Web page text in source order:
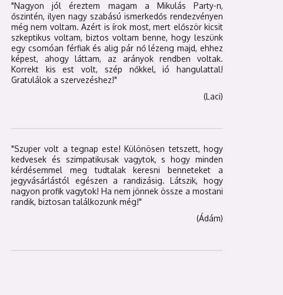
"Nagyon jól éreztem magam a Mikulás Party-n,
őszintén, ilyen nagy szabású ismerkedős rendezvényen
még nem voltam. Azért is írok most, mert először kicsit
szkeptikus voltam, biztos voltam benne, hogy leszünk
egy csomóan férfiak és alig pár nő lézeng majd, ehhez
képest, ahogy láttam, az arányok rendben voltak.
Korrekt kis est volt, szép nőkkel, ió hangulattal!
Gratulálok a szervezéshez!"
(Laci)
"Szuper volt a tegnap este! Különösen tetszett, hogy
kedvesek és szimpatikusak vagytok, s hogy minden
kérdésemmel meg tudtalak keresni benneteket a
jegyvásárlástól egészen a randizásig. Látszik, hogy
nagyon profik vagytok! Ha nem jönnek össze a mostani
randik, biztosan találkozunk még!"
(Ádám)